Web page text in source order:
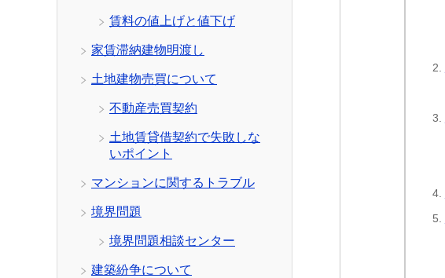
賃料の値上げと値下げ
家賃滞納建物明渡し
土地建物売買について
不動産売買契約
土地賃貸借契約で失敗しな
いポイント
マンションに関するトラブル
境界問題
境界問題相談センター
建築紛争について